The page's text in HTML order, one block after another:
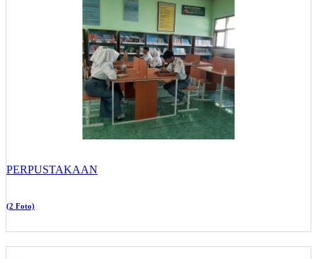
PERPUSTAKAAN
(2 Foto)